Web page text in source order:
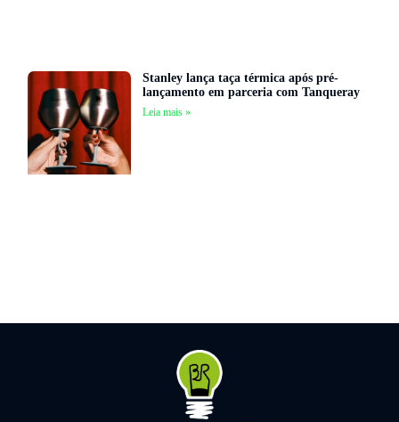
Stanley lança taça térmica após pré-
lançamento em parceria com Tanqueray
Leia mais »